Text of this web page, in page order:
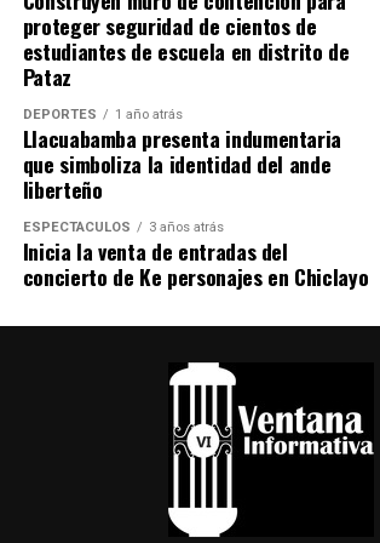
identidad regional, haciendo de la
que continúa inspirando a las nuevas
esperamos este sábado 11 de julio para
Pallo», sostuvieron los organizadores.
proteger seguridad de cientos de
estudiantes de escuela en distrito de
Pataz
DEPORTES 1 año atrás
Llacuabamba presenta indumentaria
que simboliza la identidad del ande
liberteño
ESPECTÁCULOS 3 años atrás
Inicia la venta de entradas del
concierto de Ke personajes en Chiclayo